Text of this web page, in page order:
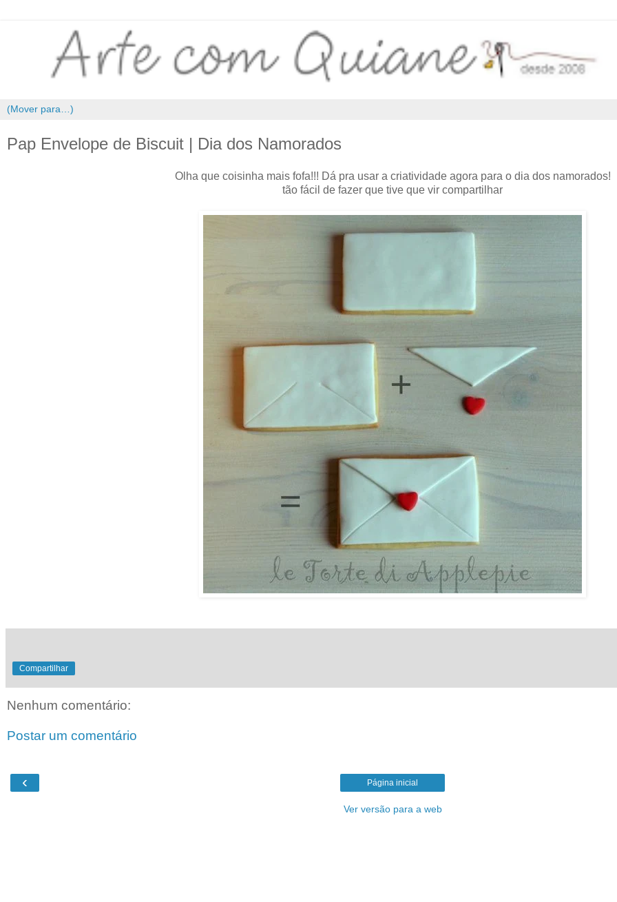
Pap Envelope de Biscuit | Dia dos Namorados
Olha que coisinha mais fofa!!! Dá pra usar a criatividade agora para o dia dos namorados!
tão fácil de fazer que tive que vir compartilhar
Compartilhar
Nenhum comentário:
Postar um comentário
‹ Página inicial
Ver versão para a web